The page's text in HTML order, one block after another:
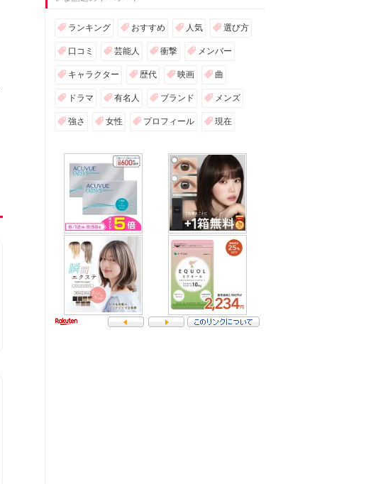
ランキング おすすめ 人気 選び方
口コミ 芸能人 衝撃 メンバー
キャラクター 歴代 映画 曲
ドラマ 有名人 ブランド メンズ
強さ 女性 プロフィール 現在